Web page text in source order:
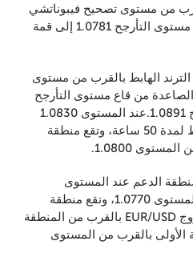
من مستوى تصحيح فيبوناتشي
23.6٪ للموجة الصاعدة من قاع مستوى التأرجح 1.0781 إلى قمة
الهابط بالقرب من مستوى
50٪ للموجة الصاعدة من قاع مستوى التأرجح
1.0781 إلى قمة مستوى التأرجح 1.0891.عند المستوى 1.0830
وخط المتوسط المتحرك البسيط لمدة 50 ساعة، وتقع منطقة
1.0800.
الدعم عند المستوى
1.0800 إلى إرسال الزوج إلى المستوى 1.0770، وتقع منطقة
المقاومة الفورية على مخطط زوج EUR/USD بالقرب من المنطقة
الأولى بالقرب من المستوى